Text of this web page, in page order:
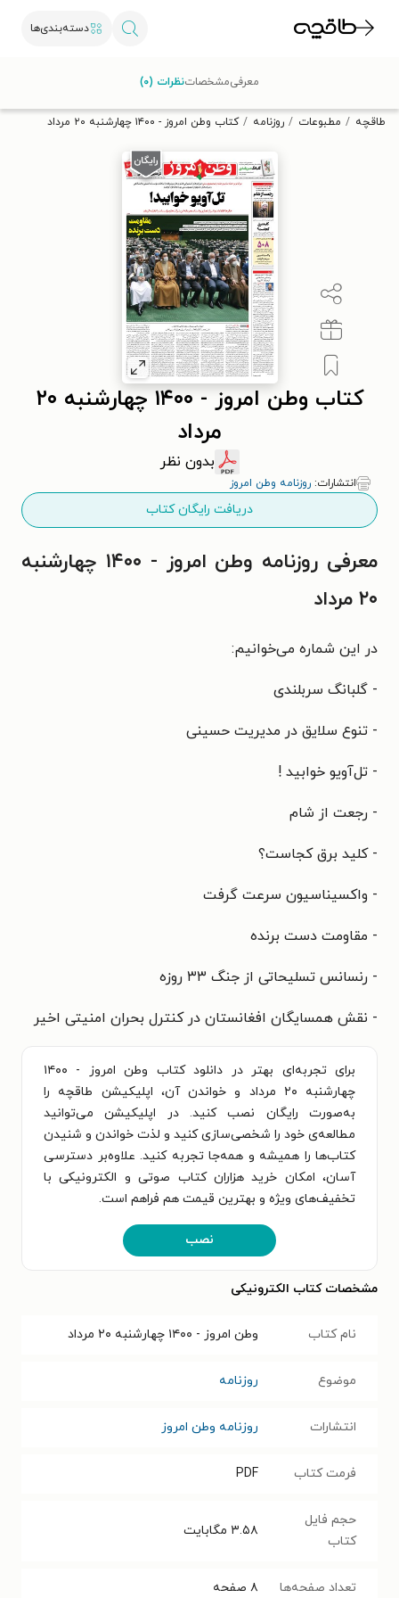
دسته‌بندی‌ها
تخفیف از طاقچه دریافت کن.
طاقچه مطبوعات روزنامه کتاب وطن امروز - ۱۴۰۰ چهارشنبه ۲۰ مرداد
کتاب وطن امروز - ۱۴۰۰ چهارشنبه ۲۰
مرداد
بدون نظر
انتشارات: روزنامه وطن امروز
دریافت رایگان کتاب
معرفیمشخصاتنظرات (۰)
معرفی روزنامه وطن امروز - ۱۴۰۰ چهارشنبه
۲۰ مرداد
در این شماره می‌خوانیم:
- گلبانگ ‌سربلندی
- تنوع سلایق در مدیریت حسینی
- تل‌آویو خوابید !
- رجعت از شام
- کلید برق کجاست؟
- واکسیناسیون سرعت گرفت
- مقاومت دست برنده
- رنسانس تسلیحاتی از جنگ ۳۳ روزه
- نقش همسایگان افغانستان در کنترل بحران امنیتی اخیر
برای تجربه‌ای بهتر در دانلود کتاب وطن امروز - ۱۴۰۰
چهارشنبه ۲۰ مرداد و خواندن آن، اپلیکیشن طاقچه را
به‌صورت رایگان نصب کنید. در اپلیکیشن می‌توانید
مطالعه‌ی خود را شخصی‌سازی کنید و لذت خواندن و شنیدن
کتاب‌ها را همیشه و همه‌جا تجربه کنید. علاوه‌بر دسترسی
آسان، امکان خرید هزاران کتاب صوتی و الکترونیکی با
تخفیف‌های ویژه و بهترین قیمت هم فراهم است.
نصب
مشخصات کتاب الکترونیکی
نام کتاب وطن امروز - ۱۴۰۰ چهارشنبه ۲۰ مرداد
موضوع روزنامه
انتشارات روزنامه وطن امروز
فرمت کتاب PDF
حجم فایل
کتاب
۳.۵۸ مگابایت
تعداد صفحه‌ها ۸ صفحه